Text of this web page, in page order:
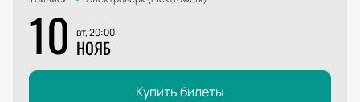
10 вт, 20:00
НОЯБ
Купить билеты